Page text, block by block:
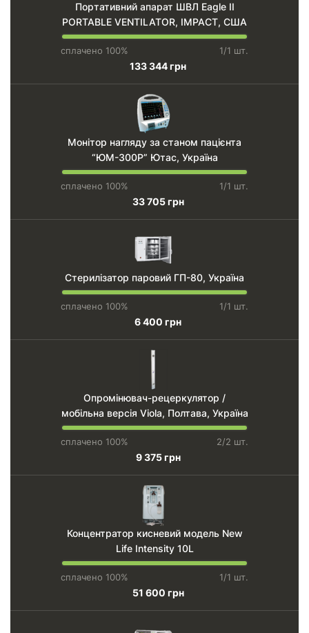
Портативний апарат ШВЛ Eagle II
PORTABLE VENTILATOR, IMPACT, США
сплачено 100% 1/1 шт.
133 344 грн
Монітор нагляду за станом пацієнта
“ЮМ-300Р” Ютас, Україна
сплачено 100% 1/1 шт.
33 705 грн
Стерилізатор паровий ГП-80, Україна
сплачено 100% 1/1 шт.
6 400 грн
Опромінювач-рецеркулятор /
мобільна версія Viola, Полтава, Україна
сплачено 100% 2/2 шт.
9 375 грн
Концентратор кисневий модель New
Life Intensity 10L
сплачено 100% 1/1 шт.
51 600 грн